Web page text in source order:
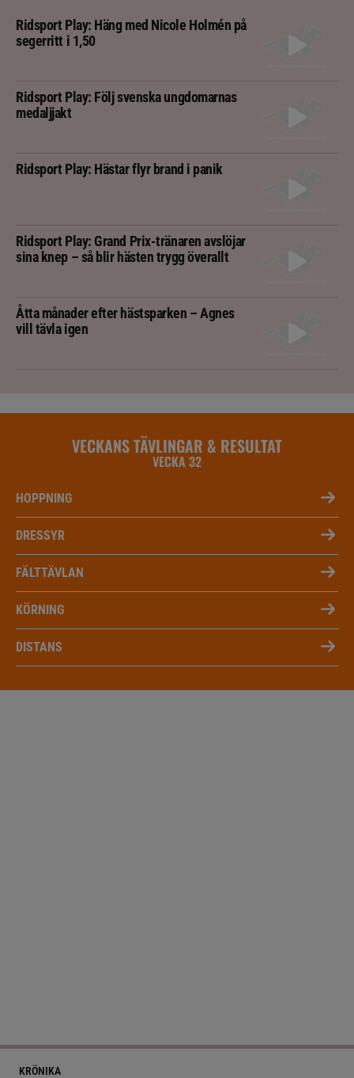
Ridsport Play: Häng med Nicole Holmén på
segerritt i 1,50
Ridsport Play: Följ svenska ungdomarnas
medaljjakt
Ridsport Play: Hästar flyr brand i panik
Ridsport Play: Grand Prix-tränaren avslöjar
sina knep – så blir hästen trygg överallt
Åtta månader efter hästsparken – Agnes
vill tävla igen
VECKANS TÄVLINGAR & RESULTAT
VECKA 32
HOPPNING
DRESSYR
FÄLTTÄVLAN
KÖRNING
DISTANS
KRÖNIKA